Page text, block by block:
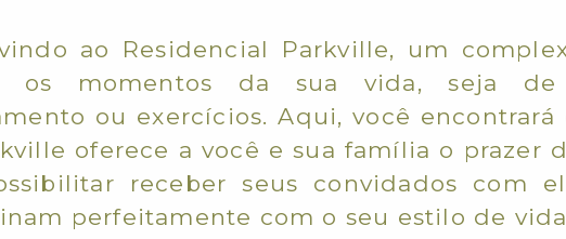
ao Residencial Parkville, um
os momentos da sua vida, seja de
ou exercícios. Aqui, você
oferece a você e sua família o prazer
receber seus convidados com
perfeitamente com o seu estilo de